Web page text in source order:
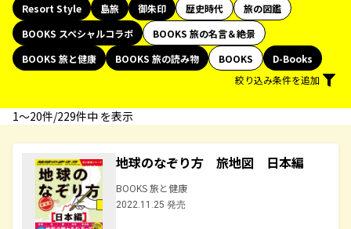
Resort Style
島旅 御朱印 歴史時代
旅の図鑑
BOOKS スペシャルコラボ
BOOKS 旅の名言＆絶景
BOOKS 旅と健康
BOOKS 旅の読み物 BOOKS
D-Books
絞り込み条件を追加
1〜20件/229件中 を表示
地球のなぞり方 旅地図 日本編
BOOKS 旅と健康
2022.11.25 発売